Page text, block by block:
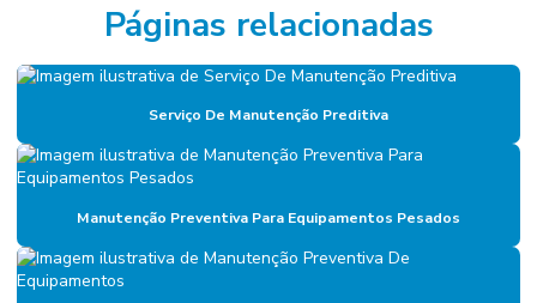
Empresa De Serviços De Manutenção
Empresa de facilities
Empresa de facilities industrial
Empresa de gestão de ativos industriais
Páginas relacionadas
Serviço De Manutenção Preditiva
Manutenção Preventiva Para Equipamentos Pesados